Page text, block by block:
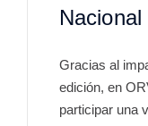
Gracias al
edición, en
participar una